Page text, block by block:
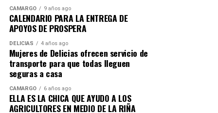
CAMARGO 9 años ago
CALENDARIO PARA LA ENTREGA DE
APOYOS DE PROSPERA
DELICIAS 4 años ago
Mujeres de Delicias ofrecen servicio de
transporte para que todas lleguen
seguras a casa
CAMARGO 6 años ago
ELLA ES LA CHICA QUE AYUDO A LOS
AGRICULTORES EN MEDIO DE LA RIÑA